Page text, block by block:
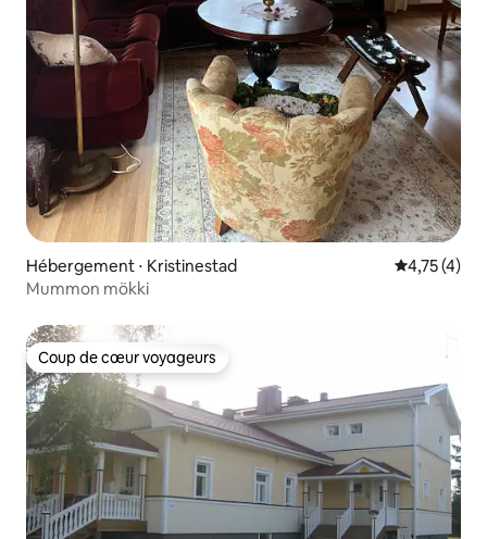
Hébergement ⋅ Kristinestad Évaluation
4,75 (4)
Mummon mökki
Coup de cœur voyageurs
Coup de cœur voyageurs